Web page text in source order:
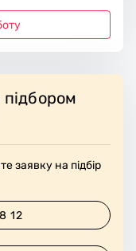
заявку на підбір
12